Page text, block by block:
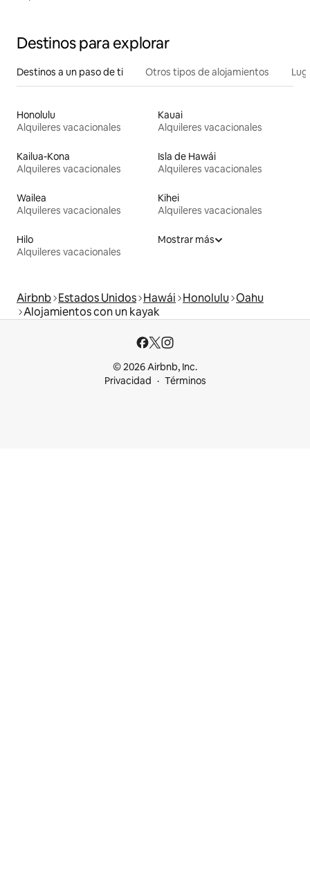
Destinos para explorar
Destinos a un paso de ti Otros tipos de alojamientos
Honolulu
Alquileres vacacionales
Kauai
Alquileres vacacionales
Kailua-Kona
Alquileres vacacionales
Isla de Hawái
Alquileres vacacionales
Wailea
Alquileres vacacionales
Kihei
Alquileres vacacionales
Hilo
Alquileres vacacionales
Mostrar más
Airbnb Estados Unidos Hawái Honolulu Oahu
Alojamientos con un kayak
© 2026 Airbnb, Inc.
Privacidad
Términos